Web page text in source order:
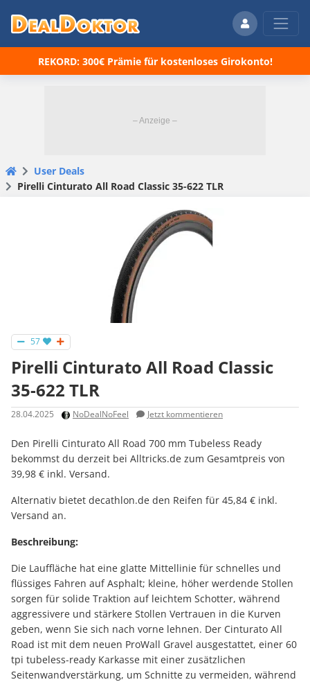
REKORD: 300€ Prämie für kostenloses Girokonto!
User Deals
Pirelli Cinturato All Road Classic 35-622 TLR
57
Pirelli Cinturato All Road Classic
35-622 TLR
28.04.2025 NoDealNoFeel Jetzt kommentieren
Den Pirelli Cinturato All Road 700 mm Tubeless Ready
bekommst du derzeit bei Alltricks.de zum Gesamtpreis von
39,98 € inkl. Versand.
Alternativ bietet decathlon.de den Reifen für 45,84 € inkl.
Versand an.
Beschreibung:
Die Lauffläche hat eine glatte Mittellinie für schnelles und
flüssiges Fahren auf Asphalt; kleine, höher werdende Stollen
sorgen für solide Traktion auf leichtem Schotter, während
aggressivere und stärkere Stollen Vertrauen in die Kurven
geben, wenn Sie sich nach vorne lehnen. Der Cinturato All
Road ist mit dem neuen ProWall Gravel ausgestattet, einer 60
tpi tubeless-ready Karkasse mit einer zusätzlichen
Seitenwandverstärkung, um Schnitte zu vermeiden, während